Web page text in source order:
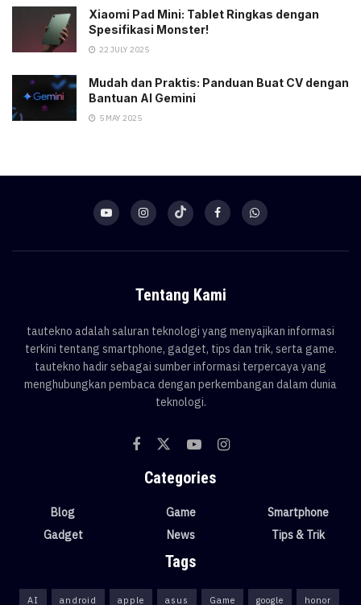
Xiaomi Pad Mini: Tablet Ringkas dengan
Spesifikasi Monster!
22 JULY 2025
Mudah dan Praktis: Panduan Buat CV dengan
Bantuan AI Gemini
5 MAY 2025
Tentang Kami
tautekno adalah saluran teknologi yang menyajikan informasi
terkini tentang smartphone, gadget, tips dan trik, serta game.
tautekno hadir sebagai sumber informasi terpercaya yang
menghubungkan pembaca dengan perkembangan dalam dunia
teknologi.
Categories
Blog
Gadget
Game
News
Smartphone
Tips & Trik
Tags
AI android apple asus Game google honor